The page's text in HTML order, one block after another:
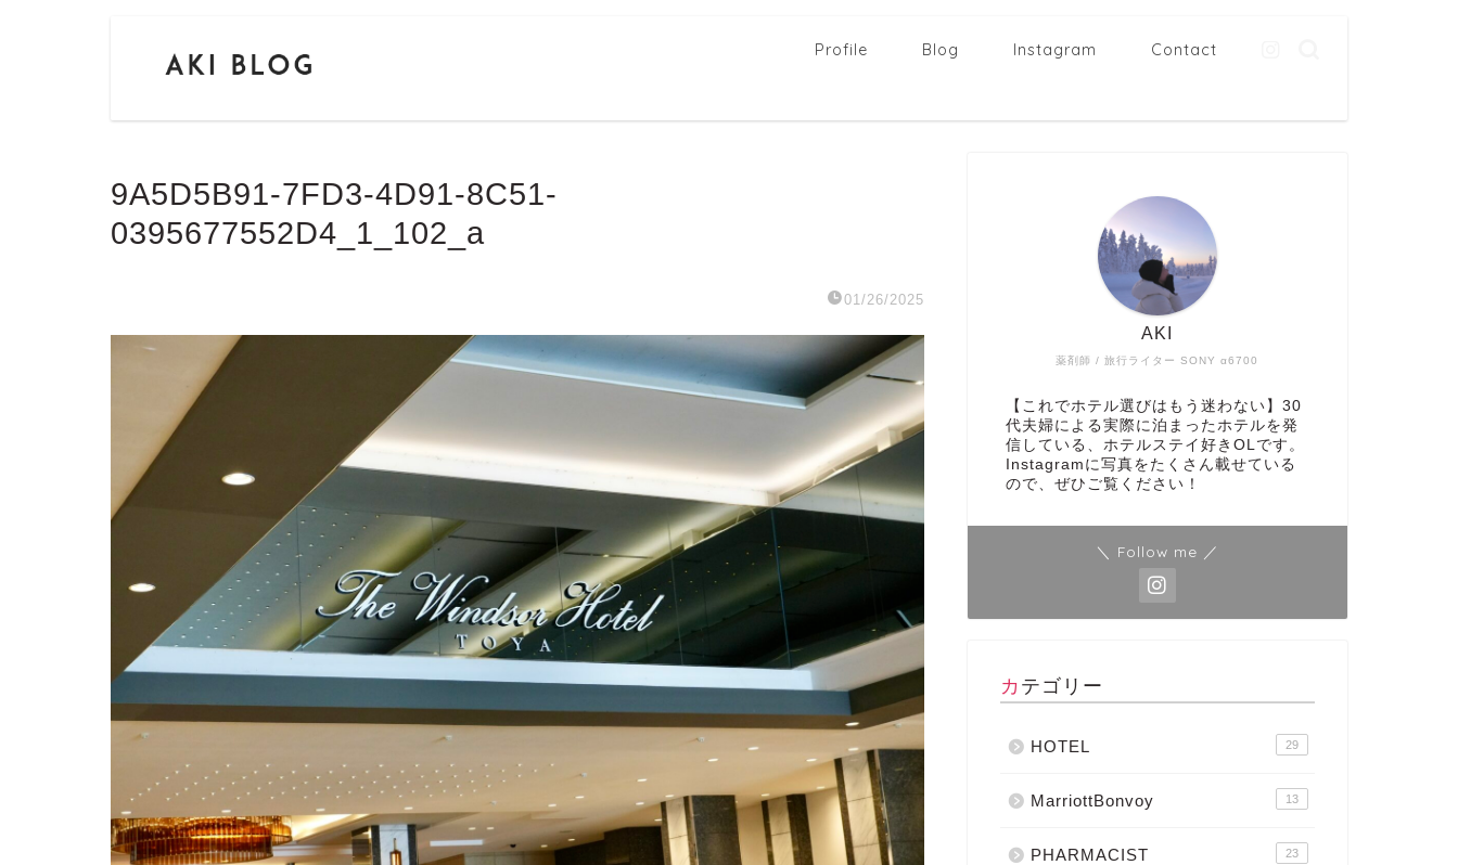
Profile Blog Instagram Contact
9A5D5B91-7FD3-4D91-8C51-
0395677552D4_1_102_a
01/26/2025
薬剤師 / 旅行ライター SONY α6700
AKI
【これでホテル選びはもう迷わない】30
代夫婦による実際に泊まったホテルを発
信している、ホテルステイ好きOLです。
Instagramに写真をたくさん載せている
ので、ぜひご覧ください！
＼ Follow me ／
カテゴリー
HOTEL 29
MarriottBonvoy 13
PHARMACIST 23